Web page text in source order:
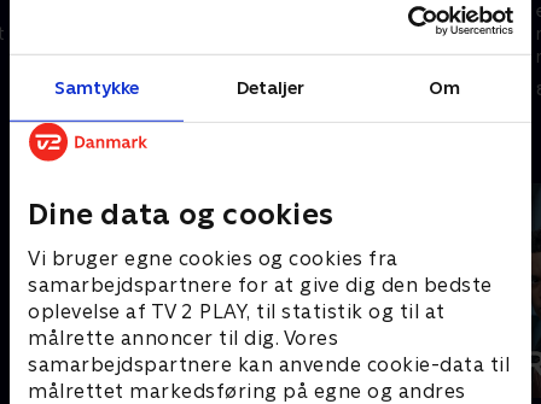
Samtykke Detaljer Om
Dine data og cookies
Vi bruger egne cookies og cookies fra
samarbejdspartnere for at give dig den bedste
oplevelse af TV 2 PLAY, til statistik og til at
målrette annoncer til dig. Vores
samarbejdspartnere kan anvende cookie-data til
målrettet markedsføring på egne og andres
forretningen.
8. december 2023 • 94 min
dækker over mordet på sin
kone ved at hævde, at en
anden mand har kidnappet
hende.
8. december 2023 • 91 min
Andre så også